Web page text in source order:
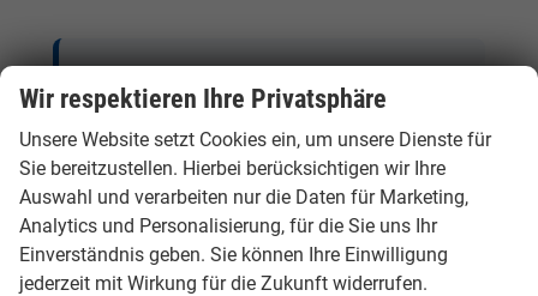
Neuwagen nicht nur den Kaufpreis,
sondern auch Ausstattung, Lieferzeit,
Garantieumfang und mögliche
Zusatzkosten. So erkennen Sie den
tatsächlichen Preisvorteil.
Wir respektieren Ihre Privatsphäre
Unsere Website setzt Cookies ein, um unsere Dienste für
Sie bereitzustellen. Hierbei berücksichtigen wir Ihre
Auswahl und verarbeiten nur die Daten für Marketing,
Analytics und Personalisierung, für die Sie uns Ihr
Einverständnis geben. Sie können Ihre Einwilligung
jederzeit mit Wirkung für die Zukunft widerrufen.